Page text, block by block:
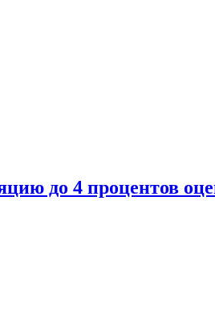
до 4 процентов